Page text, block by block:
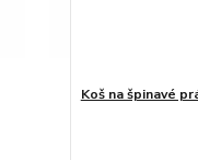
Koš na špinavé